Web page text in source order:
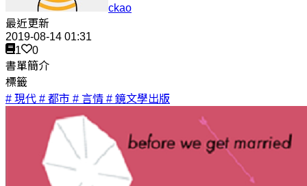
ckao
最近更新
2019-08-14 01:31
1
0
書單簡介
標籤
# 現代 # 都市 # 言情 # 鏡文學出版